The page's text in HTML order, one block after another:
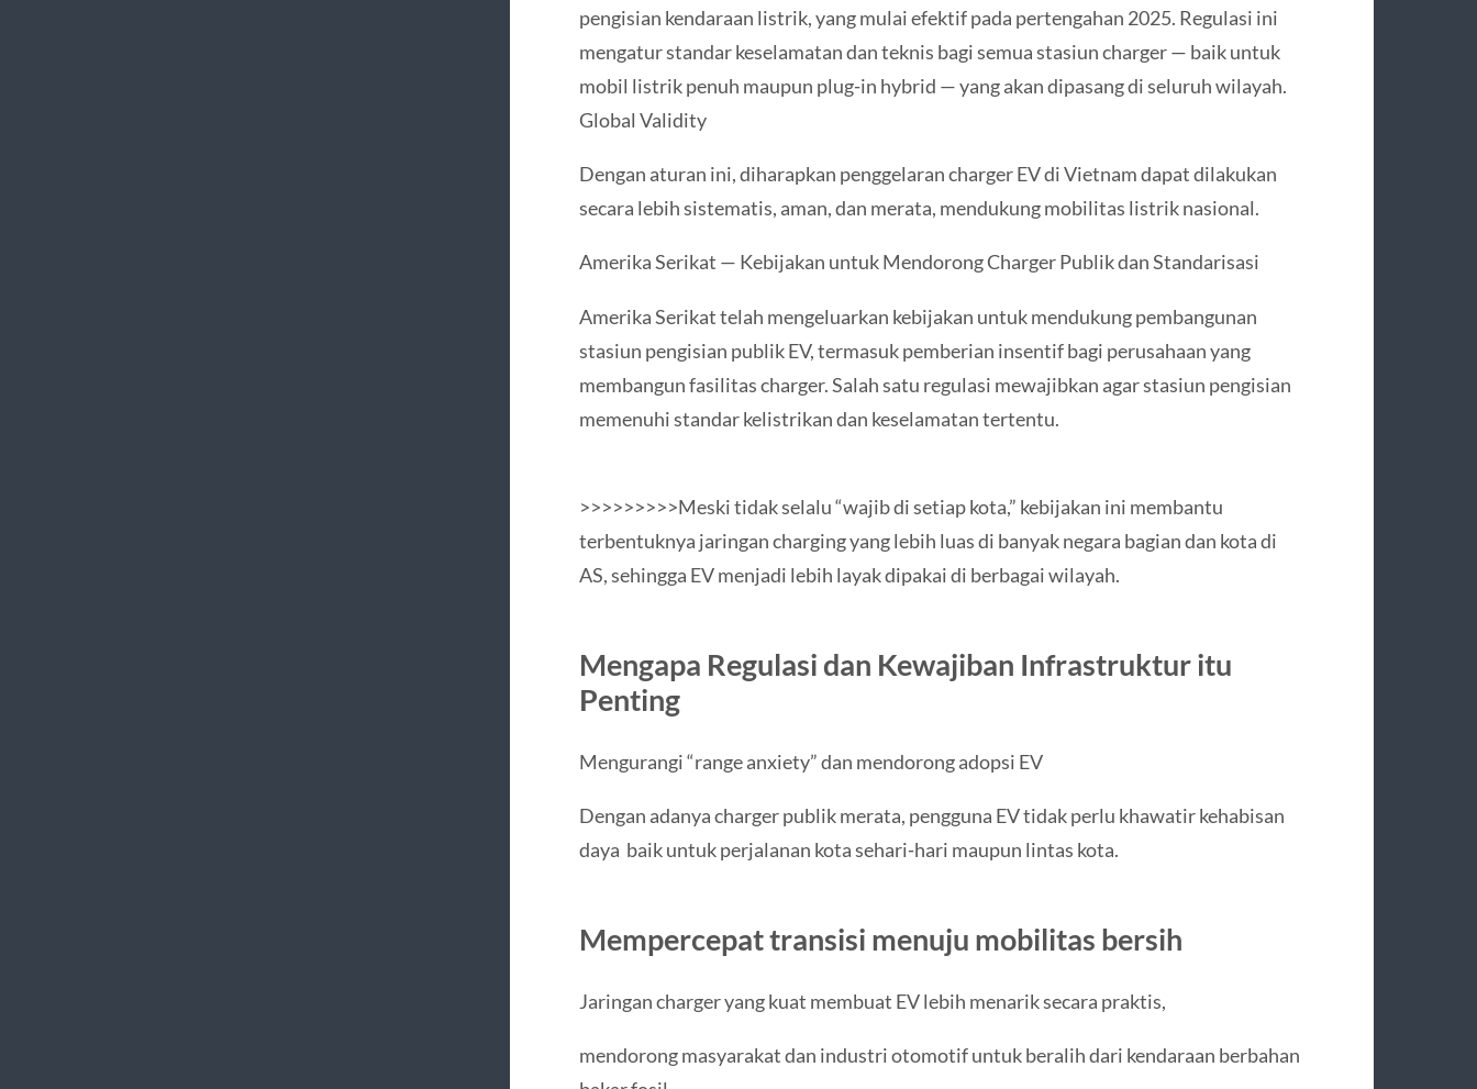
pengisian kendaraan listrik, yang mulai efektif pada pertengahan 2025. Regulasi ini
mengatur standar keselamatan dan teknis bagi semua stasiun charger — baik untuk
mobil listrik penuh maupun plug‑in hybrid — yang akan dipasang di seluruh wilayah.
Global Validity
Dengan aturan ini, diharapkan penggelaran charger EV di Vietnam dapat dilakukan
secara lebih sistematis, aman, dan merata, mendukung mobilitas listrik nasional.
Amerika Serikat — Kebijakan untuk Mendorong Charger Publik dan Standarisasi
Amerika Serikat telah mengeluarkan kebijakan untuk mendukung pembangunan
stasiun pengisian publik EV, termasuk pemberian insentif bagi perusahaan yang
membangun fasilitas charger. Salah satu regulasi mewajibkan agar stasiun pengisian
memenuhi standar kelistrikan dan keselamatan tertentu.
>>>>>>>>>Meski tidak selalu “wajib di setiap kota,” kebijakan ini membantu
terbentuknya jaringan charging yang lebih luas di banyak negara bagian dan kota di
AS, sehingga EV menjadi lebih layak dipakai di berbagai wilayah.
Mengapa Regulasi dan Kewajiban Infrastruktur itu
Penting
Mengurangi “range anxiety” dan mendorong adopsi EV
Dengan adanya charger publik merata, pengguna EV tidak perlu khawatir kehabisan
daya baik untuk perjalanan kota sehari‑hari maupun lintas kota.
Mempercepat transisi menuju mobilitas bersih
Jaringan charger yang kuat membuat EV lebih menarik secara praktis,
mendorong masyarakat dan industri otomotif untuk beralih dari kendaraan berbahan